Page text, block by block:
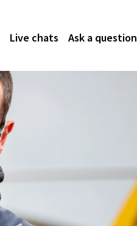
Live chats Ask a question